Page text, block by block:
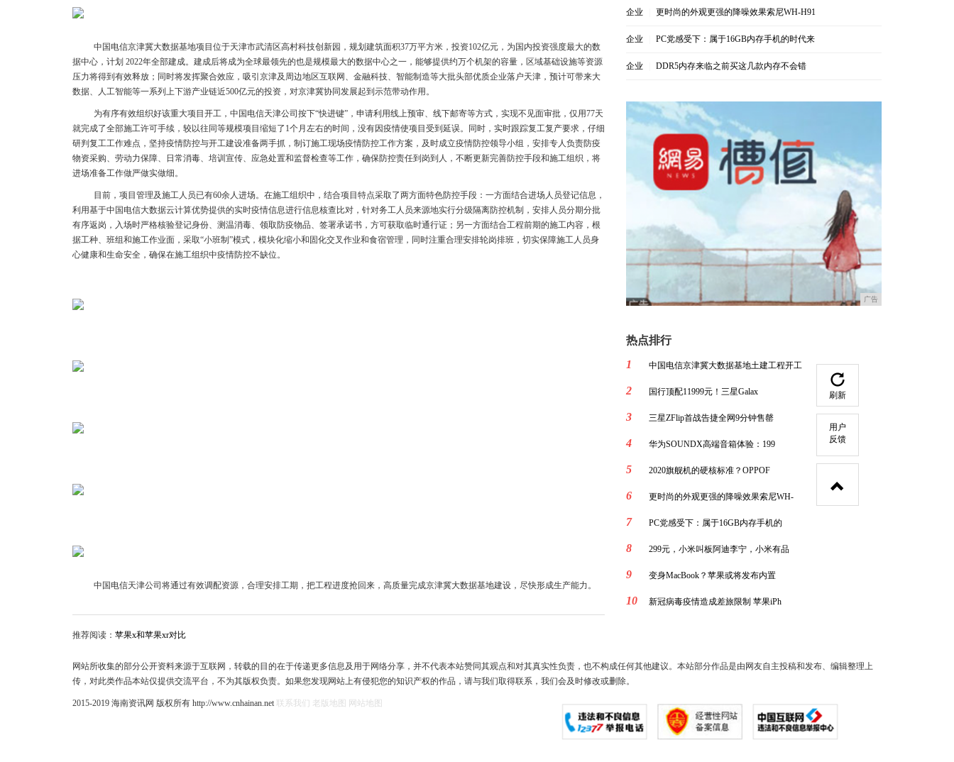
中国电信京津冀大数据基地项目位于天津市武清区高村科技创新园，规划建筑面积37万平方米，投资102亿元，为国内投资强度最大的数
据中心，计划 2022年全部建成。建成后将成为全球最领先的也是规模最大的数据中心之一，能够提供约万个机架的容量，区域基础设施等资源
压力将得到有效释放；同时将发挥聚合效应，吸引京津及周边地区互联网、金融科技、智能制造等大批头部优质企业落户天津，预计可带来大
数据、人工智能等一系列上下游产业链近500亿元的投资，对京津冀协同发展起到示范带动作用。
为有序有效组织好该重大项目开工，中国电信天津公司按下“快进键”，申请利用线上预审、线下邮寄等方式，实现不见面审批，仅用77天
就完成了全部施工许可手续，较以往同等规模项目缩短了1个月左右的时间，没有因疫情使项目受到延误。同时，实时跟踪复工复产要求，仔细
研判复工工作难点，坚持疫情防控与开工建设准备两手抓，制订施工现场疫情防控工作方案，及时成立疫情防控领导小组，安排专人负责防疫
物资采购、劳动力保障、日常消毒、培训宣传、应急处置和监督检查等工作，确保防控责任到岗到人，不断更新完善防控手段和施工组织，将
进场准备工作做严做实做细。
目前，项目管理及施工人员已有60余人进场。在施工组织中，结合项目特点采取了两方面特色防控手段：一方面结合进场人员登记信息，
利用基于中国电信大数据云计算优势提供的实时疫情信息进行信息核查比对，针对务工人员来源地实行分级隔离防控机制，安排人员分期分批
有序返岗，入场时严格核验登记身份、测温消毒、领取防疫物品、签署承诺书，方可获取临时通行证；另一方面结合工程前期的施工内容，根
据工种、班组和施工作业面，采取“小班制”模式，模块化缩小和固化交叉作业和食宿管理，同时注重合理安排轮岗排班，切实保障施工人员身
心健康和生命安全，确保在施工组织中疫情防控不缺位。
中国电信天津公司将通过有效调配资源，合理安排工期，把工程进度抢回来，高质量完成京津冀大数据基地建设，尽快形成生产能力。
推荐阅读： 苹果x和苹果xr对比
企业 更时尚的外观更强的降噪效果索尼WH-H91
企业 PC党感受下：属于16GB内存手机的时代来
企业 DDR5内存来临之前买这几款内存不会错
广告
热点排行
1
中国电信京津冀大数据基地土建工程开工
2 国行顶配11999元！三星Galax
3 三星ZFlip首战告捷全网9分钟售罄
4 华为SOUNDX高端音箱体验：199
5 2020旗舰机的硬核标准？OPPOF
6 更时尚的外观更强的降噪效果索尼WH-
7 PC党感受下：属于16GB内存手机的
8 299元，小米叫板阿迪李宁，小米有品
9 变身MacBook？苹果或将发布内置
10 新冠病毒疫情造成差旅限制 苹果iPh
网站所收集的部分公开资料来源于互联网，转载的目的在于传递更多信息及用于网络分享，并不代表本站赞同其观点和对其真实性负责，也不构成任何其他建议。本站部分作品是由网友自主投稿和发布、编辑整理上
传，对此类作品本站仅提供交流平台，不为其版权负责。如果您发现网站上有侵犯您的知识产权的作品，请与我们取得联系，我们会及时修改或删除。
2015-2019 海南资讯网 版权所有 http://www.cnhainan.net 联系我们 老版地图 网站地图
刷新
用户
反馈